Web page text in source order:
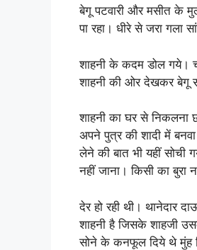
बेगू पटवारी और मसीत के
पा रहा। धीरे से जरा गला
शाहनी के कदम डोल गये।
शाहनी की ओर देखकर बेगू
शाहनी का घर से निकलना
अपने पुत्र की शादी में
लेने की बात भी यहीं सोची
नहीं जाना। किसी का बुरा
देर हो रही थी। थानेदार
शाहनी है जिसके शाहजी
सोने के कनफूल दिये थे मुंह